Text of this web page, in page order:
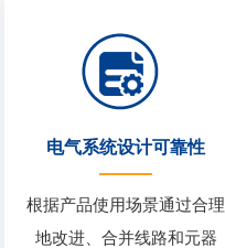
电气系统设计可靠性
根据产品使用场景通过合理
地改进、合并线路和元器